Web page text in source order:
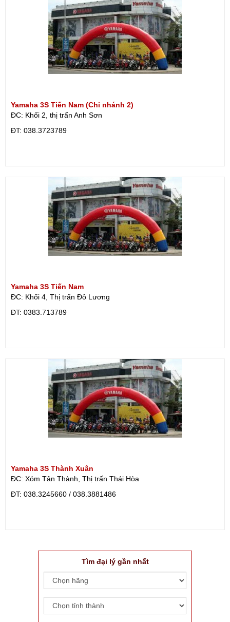
Yamaha 3S Tiến Nam (Chi nhánh 2)
ĐC: Khối 2, thị trấn Anh Sơn
ÐT: 038.3723789
Yamaha 3S Tiến Nam
ĐC: Khối 4, Thị trấn Đô Lương
ÐT: 0383.713789
Yamaha 3S Thành Xuân
ĐC: Xóm Tân Thành, Thị trấn Thái Hòa
ÐT: 038.3245660 / 038.3881486
Tìm đại lý gần nhất